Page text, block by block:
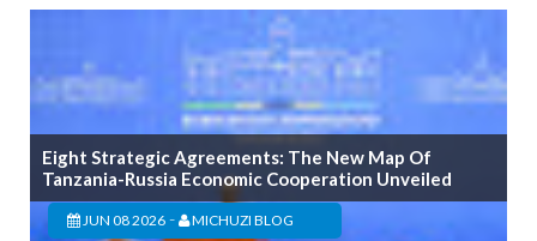
Eight Strategic Agreements: The New Map Of
Tanzania-Russia Economic Cooperation Unveiled
JUN 08 2026 - MICHUZI BLOG